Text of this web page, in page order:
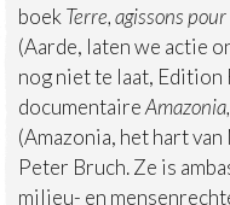
boek Terre, agissons
(Aarde, laten we actie
nog niet te laat, Edition
documentaireAmazonia,
(Amazonia, het hart
Peter Bruch. Ze is
milieu- en